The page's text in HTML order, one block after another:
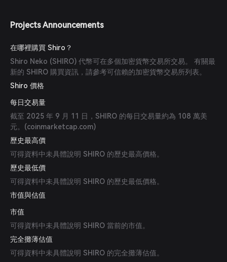
Projects Announcements
在哪裡購買 Shiro？
Shiro Neko (SHIRO) 代幣可在多個加密貨幣交易所交易。 有關最
新的 SHIRO 購買資訊，請參考可信賴的加密貨幣交易所列表。
Shiro 價格
每日交易量
截至 2025 年 9 月 11 日，SHIRO 的每日交易量約為 108 萬美
元。(coinmarketcap.com)
歷史最高價
可得資料中未具體說明 SHIRO 的歷史最高價格。
歷史最低價
可得資料中未具體說明 SHIRO 的歷史最低價格。
市值與估值
市值
可得資料中未具體說明 SHIRO 當前的市值。
完全攤薄估值
可得資料中未具體說明 SHIRO 的完全攤薄估值。